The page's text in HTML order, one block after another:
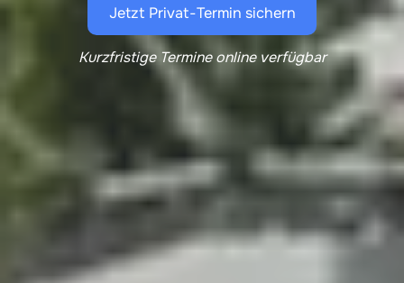
Jetzt Privat-Termin sichern
Kurzfristige Termine online verfügbar